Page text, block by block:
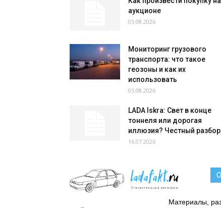
аукционе
05.08.2026
Мониторинг грузового
транспорта: что такое
геозоны и как их
использовать
05.08.2026
LADA Iskra: Свет в конце
тоннеля или дорогая
иллюзия? Честный
16.07.2026
Материалы,